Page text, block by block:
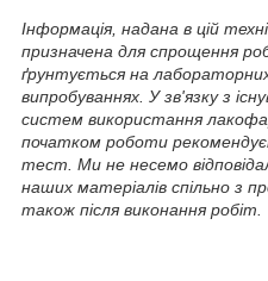
Інформація, надана в цій
призначена для спрощення
ґрунтується на
випробуваннях. У зв'язку з
систем використання
початком роботи
тест. Ми не несемо
наших матеріалів спільно з
також після виконання робіт.